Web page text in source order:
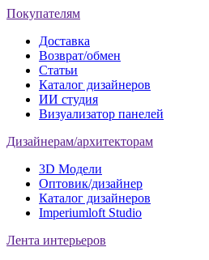
Покупателям
Доставка
Возврат/обмен
Статьи
Каталог дизайнеров
ИИ студия
Визуализатор панелей
Дизайнерам/архитекторам
3D Модели
Оптовик/дизайнер
Каталог дизайнеров
Imperiumloft Studio
Лента интерьеров